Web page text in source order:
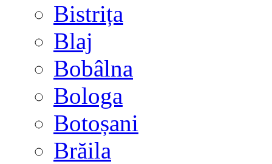
Bistrița
Blaj
Bobâlna
Bologa
Botoșani
Brăila